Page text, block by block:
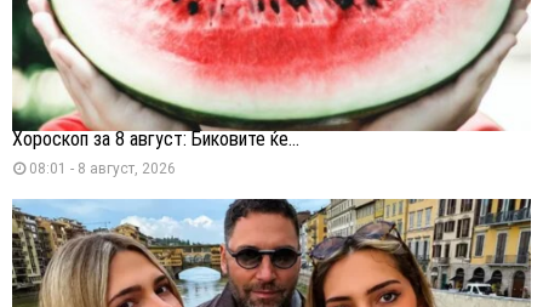
Хороскоп за 8 август: Биковите ќе...
08:01 - 8 август, 2026